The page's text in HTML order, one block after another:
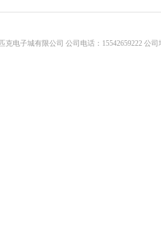
克电子城有限公司 公司电话：15542659222 公